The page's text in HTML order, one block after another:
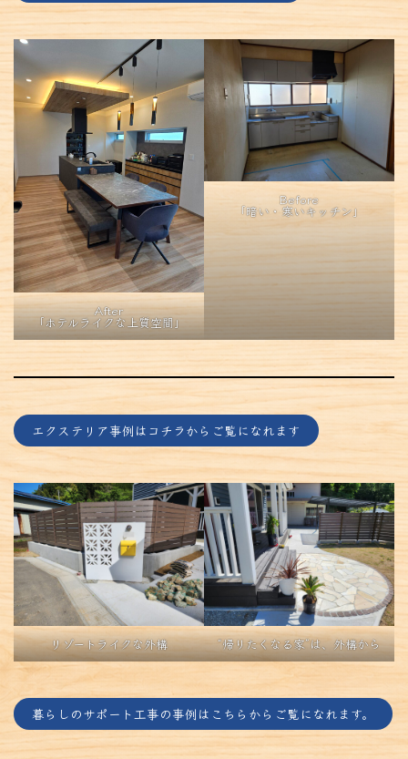
After
「ホテルライクな上質空間」
Before
「暗い・寒いキッチン」
エクステリア事例はコチラからご覧になれます
リゾートライクな外構 “帰りたくなる家”は、外構から
暮らしのサポート工事の事例はこちらからご覧になれます。